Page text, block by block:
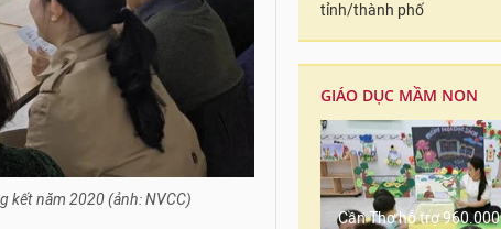
kết năm 2020 (ảnh: NVCC)
tỉnh/thành phố
GIÁO DỤC MẦM NON
Cần Thơ hỗ trợ 960.000